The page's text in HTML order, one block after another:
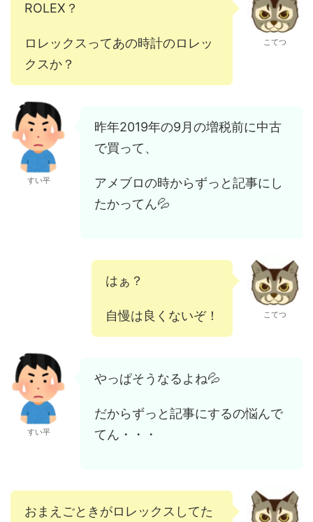
ROLEX？
ロレックスってあの時計のロレッ
クスか？
こてつ
すい平
昨年2019年の9月の増税前に中古
で買って、
アメブロの時からずっと記事にし
たかってん💦
はぁ？
自慢は良くないぞ！ こてつ
すい平
やっぱそうなるよね💦
だからずっと記事にするの悩んで
てん・・・
おまえごときがロレックスしてた